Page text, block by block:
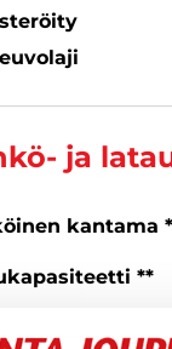
ja
kantama
**